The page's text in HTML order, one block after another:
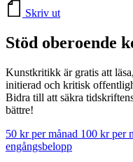
Skriv ut
Stöd oberoende
Kunstkritikk är gratis att
initierad och kritisk
Bidra till att säkra
bättre!
50 kr per månad 100 kr per
engångsbelopp